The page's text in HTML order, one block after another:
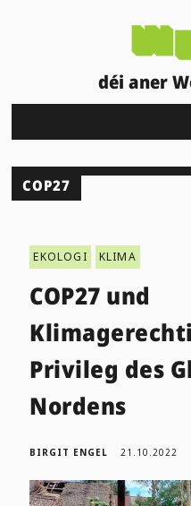
déi aner
COP27
EKOLOGI KLIMA
COP27 und
Privileg des
Nordens
BIRGIT ENGEL 21.10.2022